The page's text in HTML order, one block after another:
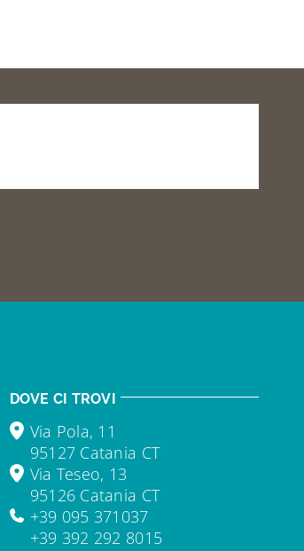
DOVE CI TROVI
Via Pola, 11
95127 Catania CT
Via Teseo, 13
95126 Catania CT
+39 095 371037
+39 392 292 8015